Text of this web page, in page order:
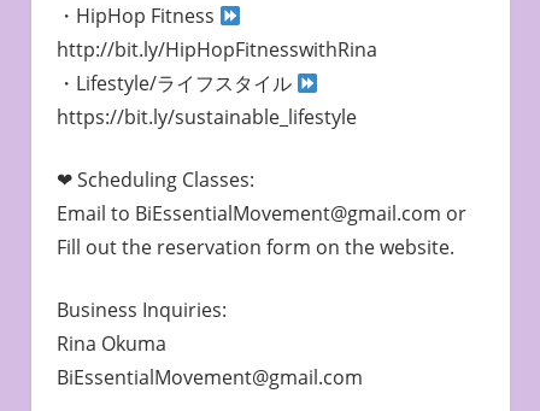
・HipHop Fitness
http://bit.ly/HipHopFitnesswithRina
・Lifestyle/ライフスタイル
https://bit.ly/sustainable_lifestyle
❤︎ Scheduling Classes:
Email to BiEssentialMovement@gmail.com or
Fill out the reservation form on the website.
Business Inquiries:
Rina Okuma
BiEssentialMovement@gmail.com